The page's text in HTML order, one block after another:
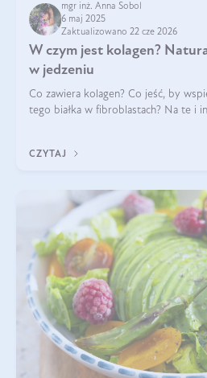
mgr inż. Anna Sobol
6 maj 2025
Zaktualizowano 22 cze 2026
W czym jest kolagen?
w jedzeniu
Co zawiera kolagen? Co jeść, by
tego białka w fibroblastach? Na te i
CZYTAJ